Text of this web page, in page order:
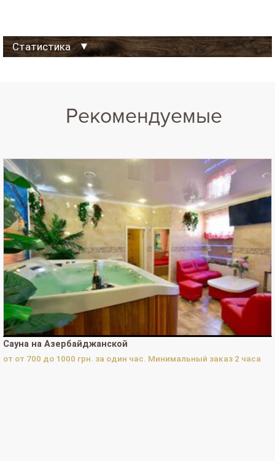
Статистика
Просмотров Сайта-визитки за 30 дней:
Просмотров телефона на Сайте-визитке за сегодня:
Просмотров телефона на Сайте-визитке за 30 дней:
Просмотров телефона на Сайте-визитке за 365 дней:10
Просмотров телефона в каталоге за сегодня:
0
Просмотров телефона в каталоге за 30 дней:
0
Просмотров телефона в каталоге за 365 дней:
0
ВОЙТИ В "КАБИНЕТ СОБСТВЕННИКА"
Рекомендуемые
Сауна на Азербайджанской
от от 700 до 1000 грн. за один час. Минимальный заказ 2 часа